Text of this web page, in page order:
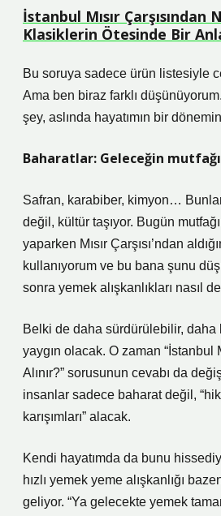
İstanbul Mısır Çarşısından
Klasiklerin Ötesinde Bir
Bu soruya sadece ürün listesiyle
Ama ben biraz farklı
şey, aslında hayatımın bir
Baharatlar: Geleceğin
Safran, karabiber, kimyon…
değil, kültür taşıyor. Bugün
yaparken Mısır Çarşısı’ndan
kullanıyorum ve bu bana şunu
sonra yemek alışkanlıkları nasıl
Belki de daha sürdürülebilir, daha
yaygın olacak. O zaman “İstanbul
Alınır?” sorusunun cevabı da
insanlar sadece baharat değil,
karışımları” alacak.
Kendi hayatımda da bunu
hızlı yemek yeme alışkanlığı
geliyor. “Ya gelecekte yemek